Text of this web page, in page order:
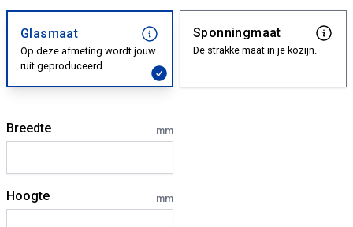
Glasmaat
Op deze afmeting wordt jouw
ruit geproduceerd.
Sponningmaat
De strakke maat in je kozijn.
Breedte mm
Hoogte mm